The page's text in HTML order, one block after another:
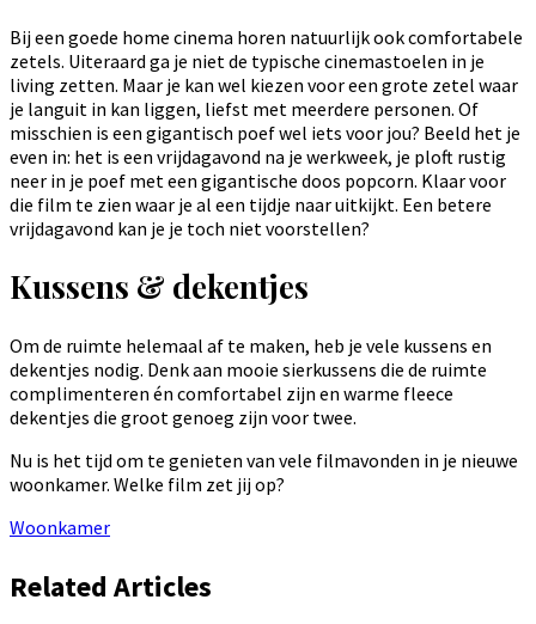
Bij een goede home cinema horen natuurlijk ook comfortabele
zetels. Uiteraard ga je niet de typische cinemastoelen in je
living zetten. Maar je kan wel kiezen voor een grote zetel waar
je languit in kan liggen, liefst met meerdere personen. Of
misschien is een gigantisch poef wel iets voor jou? Beeld het je
even in: het is een vrijdagavond na je werkweek, je ploft rustig
neer in je poef met een gigantische doos popcorn. Klaar voor
die film te zien waar je al een tijdje naar uitkijkt. Een betere
vrijdagavond kan je je toch niet voorstellen?
Kussens & dekentjes
Om de ruimte helemaal af te maken, heb je vele kussens en
dekentjes nodig. Denk aan mooie sierkussens die de ruimte
complimenteren én comfortabel zijn en warme fleece
dekentjes die groot genoeg zijn voor twee.
Nu is het tijd om te genieten van vele filmavonden in je nieuwe
woonkamer. Welke film zet jij op?
Woonkamer
Related Articles